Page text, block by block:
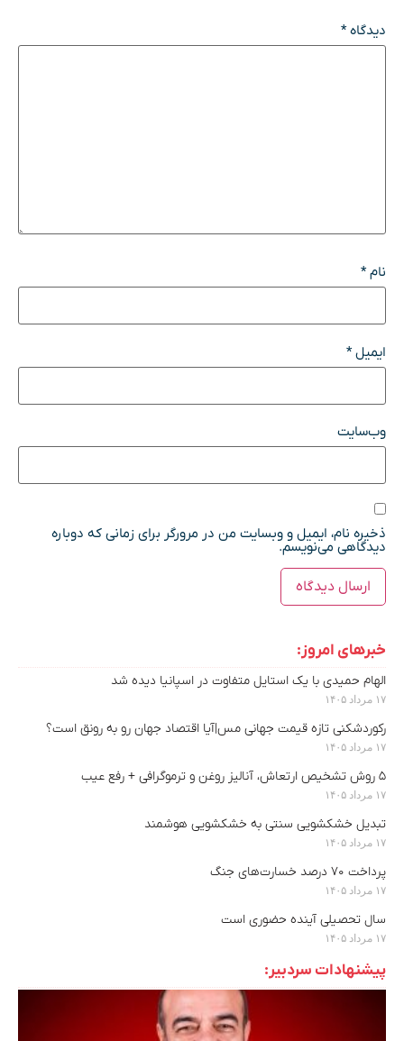
دیدگاه*
نام*
ایمیل*
وب‌سایت
ذخیره نام، ایمیل و وبسایت من در مرورگر برای زمانی که دوباره
دیدگاهی می‌نویسم.
خبرهای امروز:
الهام حمیدی با یک استایل متفاوت در اسپانیا دیده شد
۱۷ مرداد ۱۴۰۵
رکوردشکنی تازه قیمت جهانی مس|آیا اقتصاد جهان رو به رونق است؟
۱۷ مرداد ۱۴۰۵
۵ روش تشخیص ارتعاش، آنالیز روغن و ترموگرافی + رفع عیب
۱۷ مرداد ۱۴۰۵
تبدیل خشکشویی سنتی به خشکشویی هوشمند
۱۷ مرداد ۱۴۰۵
پرداخت ۷۰ درصد خسارت‌های جنگ
۱۷ مرداد ۱۴۰۵
سال تحصیلی آینده حضوری است
۱۷ مرداد ۱۴۰۵
پیشنهادات سردبیر: